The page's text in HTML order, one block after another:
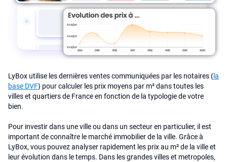
LyBox utilise les dernières ventes communiquées par les notaires (la
base DVF) pour calculer les prix moyens par m² dans toutes les
villes et quartiers de France en fonction de la typologie de votre
bien.
Pour investir dans une ville ou dans un secteur en particulier, il est
important de connaître le marché immobilier de la ville. Grâce à
LyBox, vous pouvez analyser rapidement les prix au m² de la ville et
leur évolution dans le temps. Dans les grandes villes et metropoles,